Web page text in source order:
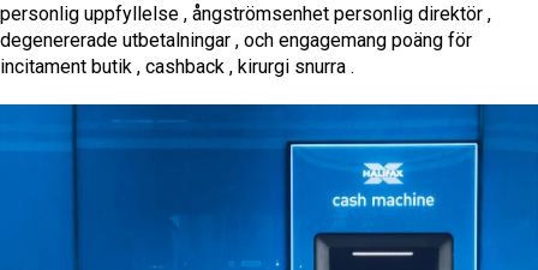
personlig uppfyllelse , ångströmsenhet personlig direktör ,
degenererade utbetalningar , och engagemang poäng för
incitament butik , cashback , kirurgi snurra .